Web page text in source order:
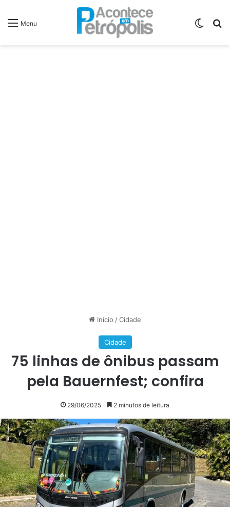
Menu
Início /Cidade
Cidade
75 linhas de ônibus passam
pela Bauernfest; confira
29/06/2025 2 minutos de leitura